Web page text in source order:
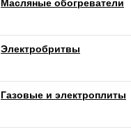
Масляные обогреватели
Электробритвы
Газовые и электроплиты